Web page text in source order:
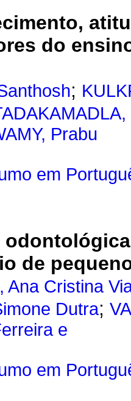
do
;
Prabu
em
de
Ana Cristina
Dutra;
e
em